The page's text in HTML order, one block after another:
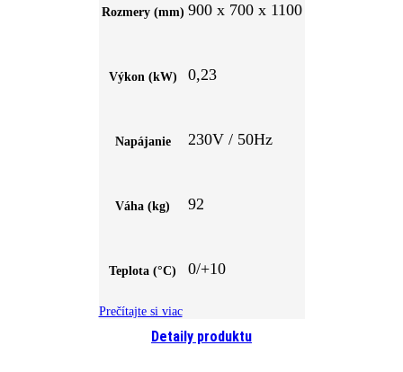
Detaily produktu
Rozmery (mm) 900 x 700 x 1100
Výkon (kW) 0,23
Napájanie 230V / 50Hz
Váha (kg) 92
Teplota (°C) 0/+10
Prečítajte si viac